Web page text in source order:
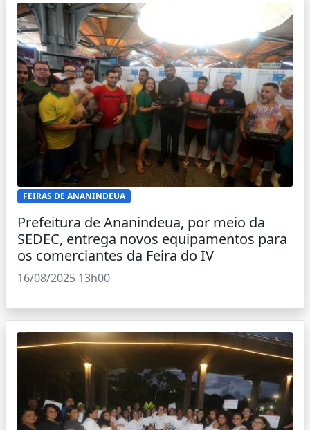
FEIRAS DE ANANINDEUA
Prefeitura de Ananindeua, por meio da
SEDEC, entrega novos equipamentos para
os comerciantes da Feira do IV
16/08/2025 13h00